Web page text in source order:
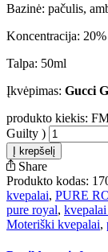
Bazinė: pačulis,
Koncentracija: 20%
Talpa: 50ml
Įkvėpimas: Gucci
produkto kiekis:
Guilty )
Į krepšelį
Share
Produkto kodas:
kvepalai, PURE
pure royal,
Moteriški kvepalai,